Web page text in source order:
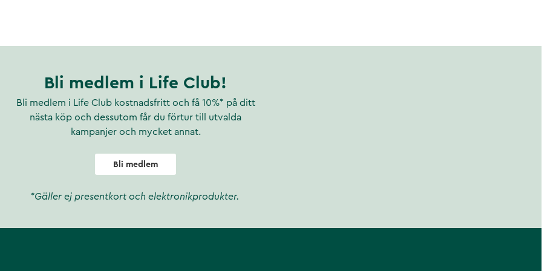
av kollagen.
arbete. Bristsjukdomar i
Bli medlem i Life Club!
Bli medlem i Life Club kostnadsfritt och få 10%* på ditt
nästa köp och dessutom får du förtur till utvalda
kampanjer och mycket annat.
Bli medlem
*Gäller ej presentkort och elektronikprodukter.